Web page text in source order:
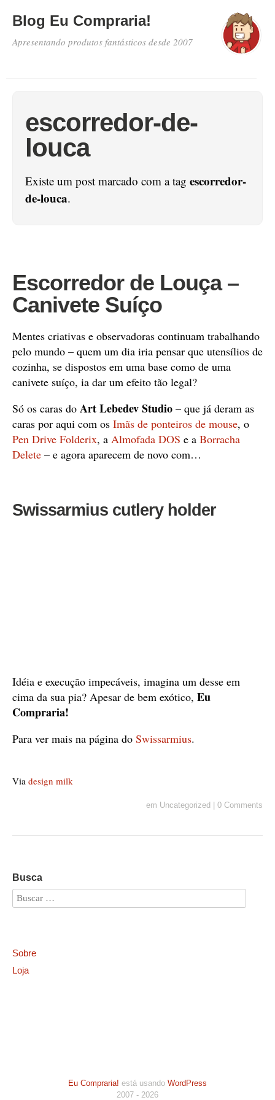
Blog Eu Compraria!
Apresentando produtos fantásticos desde 2007
escorredor-de-
louca
Existe um post marcado com a tag escorredor-
de-louca.
Escorredor de Louça –
Canivete Suíço
Mentes criativas e observadoras continuam trabalhando
pelo mundo – quem um dia iria pensar que utensílios de
cozinha, se dispostos em uma base como de uma
canivete suíço, ia dar um efeito tão legal?
Só os caras do Art Lebedev Studio – que já deram as
caras por aqui com os Imãs de ponteiros de mouse, o
Pen Drive Folderix, a Almofada DOS e a Borracha
Delete – e agora aparecem de novo com…
Swissarmius cutlery holder
Idéia e execução impecáveis, imagina um desse em
cima da sua pia? Apesar de bem exótico, Eu
Compraria!
Para ver mais na página do Swissarmius.
Via design milk
em Uncategorized 0 Comments
Busca
Sobre
Loja
Eu Compraria! está usando WordPress
2007 - 2026